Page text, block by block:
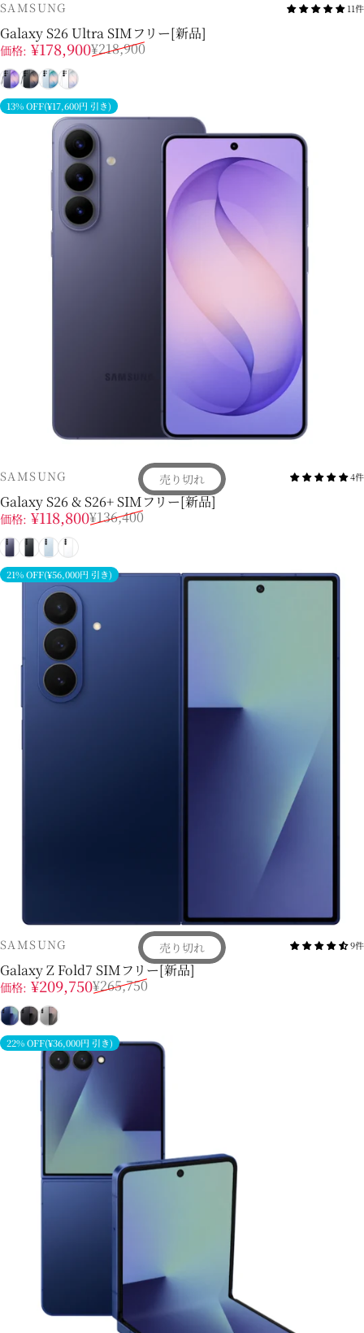
SAMSUNG 11件
Galaxy S26 Ultra SIMフリー[新品]
販売価格
価格: ¥178,900
通常価格 ¥218,900
コバルトバイオレット
ブラック
スカイブルー
ホワイト
13% OFF(¥17,600円 引き)
売り切れ
販売業者
SAMSUNG 4件
Galaxy S26 & S26+ SIMフリー[新品]
販売価格
価格: ¥118,800
通常価格 ¥136,400
コバルトバイオレット
ブラック
スカイブルー
ホワイト
21% OFF(¥56,000円 引き)
売り切れ
販売業者
SAMSUNG 9件
Galaxy Z Fold7 SIMフリー[新品]
販売価格
価格: ¥209,750
通常価格 ¥265,750
ブルー シャドウ
ジェットブラック
シルバー シャドウ
22% OFF(¥36,000円 引き)